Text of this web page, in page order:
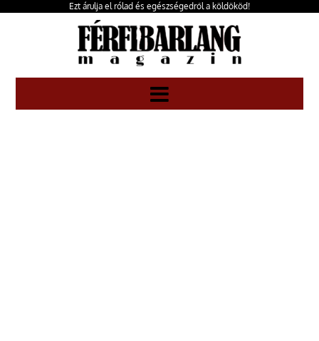
Ezt árulja el rólad és egészségedről a köldököd!